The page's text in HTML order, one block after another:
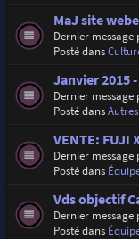
MaJ site
Dernier message
Posté dans
Janvier 2015
Dernier message
Posté dans
VENTE: FUJI
Dernier message
Posté dans
Vds objectif
Dernier message
Posté dans